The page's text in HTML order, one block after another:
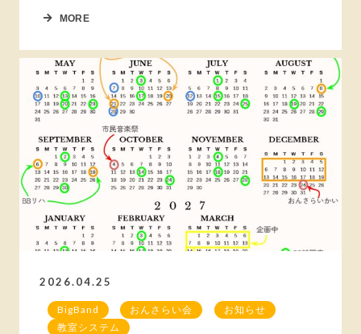
MORE
2026.04.25
BigBand おんさらい会
お知らせ
教室システム